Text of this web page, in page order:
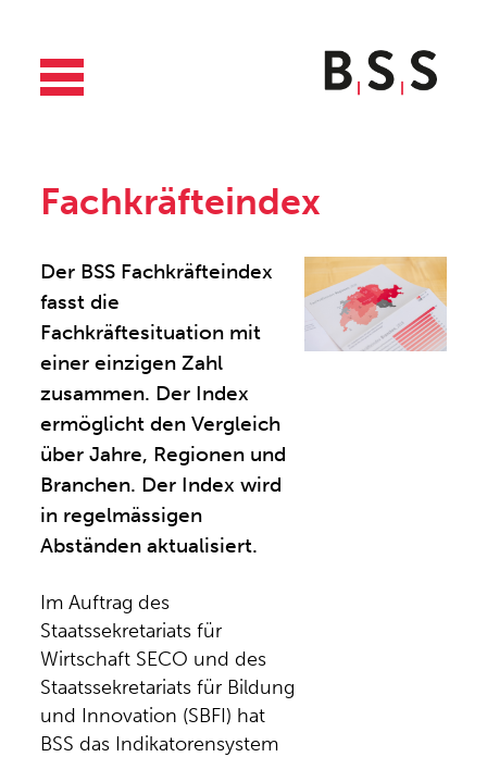
Fachkräfteindex
Der BSS Fachkräfteindex
fasst die
Fachkräftesituation mit
einer einzigen Zahl
zusammen. Der Index
ermöglicht den Vergleich
über Jahre, Regionen und
Branchen. Der Index wird
in regelmässigen
Abständen aktualisiert.
Im Auftrag des
Staatssekretariats für
Wirtschaft SECO und des
Staatssekretariats für Bildung
und Innovation (SBFI) hat
BSS das Indikatorensystem